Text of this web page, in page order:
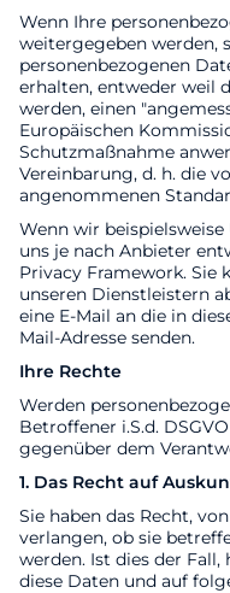
Wenn Ihre
weitergegeben werden,
personenbezogenen
erhalten, entweder weil
werden, einen
Europäischen
Schutzmaßnahme
Vereinbarung, d. h. die
angenommenen
Wenn wir
uns je nach Anbieter
Privacy Framework. Sie
unseren Dienstleistern
eine E-Mail an die in
Mail-Adresse senden.
Ihre Rechte
Werden
Betroffener i.S.d.
gegenüber dem
1. Das Recht auf
Sie haben das Recht,
verlangen, ob sie
werden. Ist dies der
diese Daten und auf